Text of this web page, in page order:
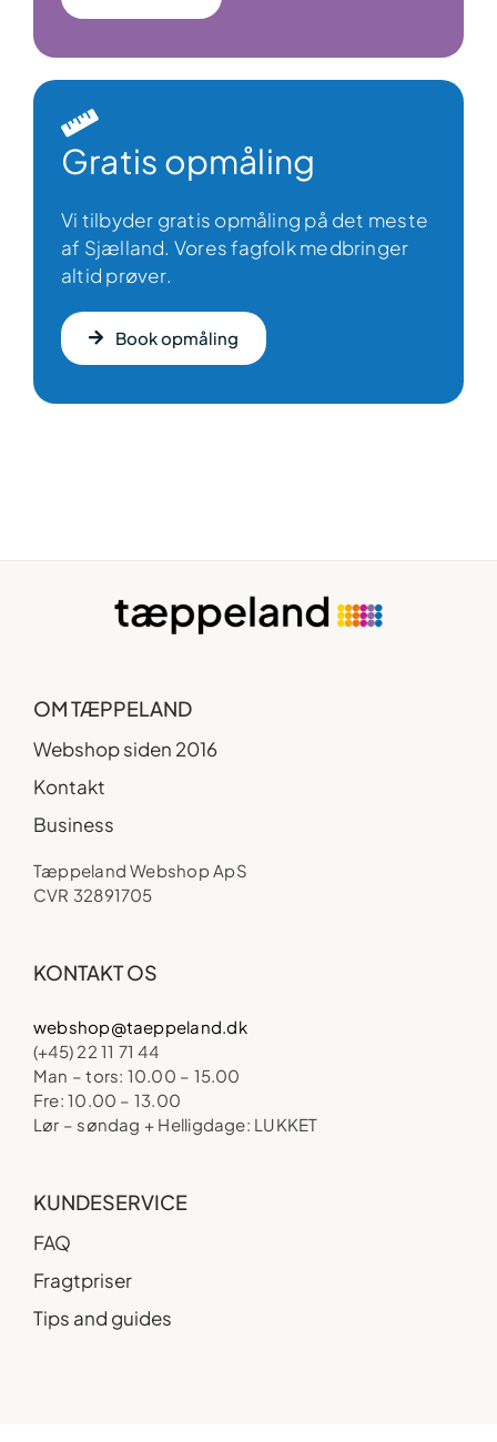
Gratis opmåling
Vi tilbyder gratis opmåling på det meste
af Sjælland. Vores fagfolk medbringer
altid prøver.
Book opmåling
OM TÆPPELAND
Webshop siden 2016
Kontakt
Business
Tæppeland Webshop ApS
CVR 32891705
KONTAKT OS
webshop@taeppeland.dk
(+45) 22 11 71 44
Man – tors: 10.00 – 15.00
Fre: 10.00 – 13.00
Lør – søndag + Helligdage: LUKKET
KUNDESERVICE
FAQ
Fragtpriser
Tips and guides